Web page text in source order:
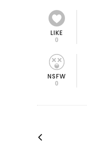
LIKE
0
NSFW
0